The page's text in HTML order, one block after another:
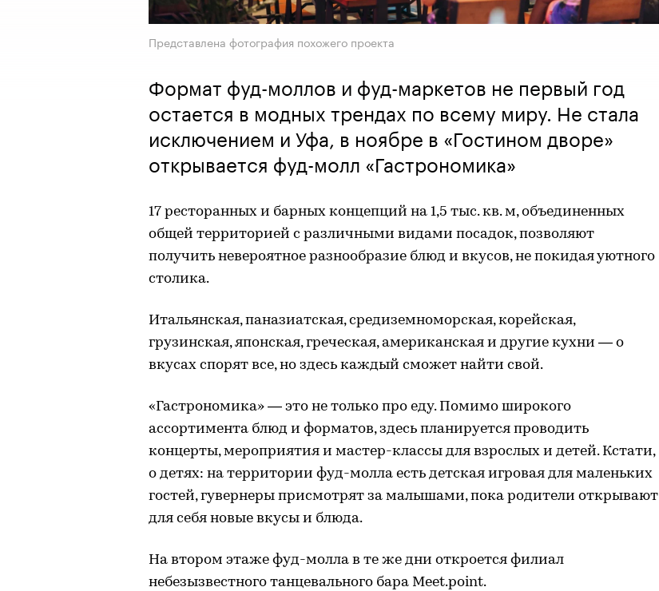
Представлена фотография похожего проекта
Формат фуд-моллов и фуд-маркетов не первый год
остается в модных трендах по всему миру. Не стала
исключением и Уфа, в ноябре в «Гостином дворе»
открывается фуд-молл «Гастрономика»
17 ресторанных и барных концепций на 1,5 тыс. кв. м, объединенных
общей территорией с различными видами посадок, позволяют
получить невероятное разнообразие блюд и вкусов, не покидая уютного
столика.
Итальянская, паназиатская, средиземноморская, корейская,
грузинская, японская, греческая, американская и другие кухни — о
вкусах спорят все, но здесь каждый сможет найти свой.
«Гастрономика» — это не только про еду. Помимо широкого
ассортимента блюд и форматов, здесь планируется проводить
концерты, мероприятия и мастер-классы для взрослых и детей. Кстати,
о детях: на территории фуд-молла есть детская игровая для маленьких
гостей, гувернеры присмотрят за малышами, пока родители открывают
для себя новые вкусы и блюда.
На втором этаже фуд-молла в те же дни откроется филиал
небезызвестного танцевального бара Meet.point.